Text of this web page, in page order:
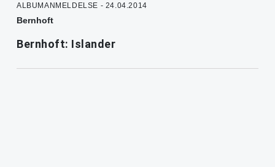
ALBUMANMELDELSE - 24.04.2014
Bernhoft
Bernhoft: Islander